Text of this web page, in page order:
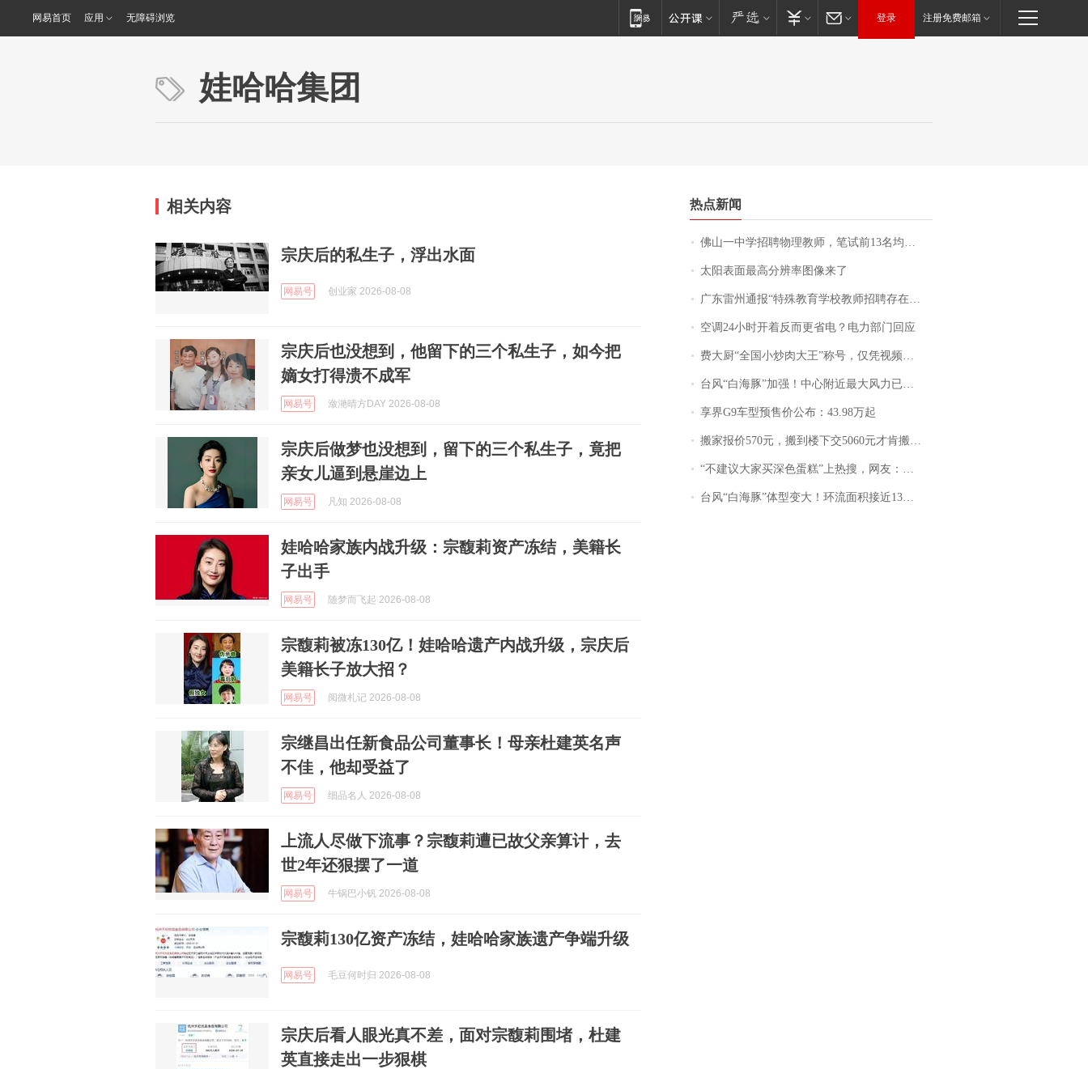
网易首页 应用 无障碍浏览 登录 注册免费邮箱
娃哈哈集团
相关内容
宗庆后的私生子，浮出水面
网易号 创业家 2026-08-08
宗庆后也没想到，他留下的三个私生子，如今把
嫡女打得溃不成军
网易号 潋滟晴方DAY 2026-08-08
宗庆后做梦也没想到，留下的三个私生子，竟把
亲女儿逼到悬崖边上
网易号 凡知 2026-08-08
娃哈哈家族内战升级：宗馥莉资产冻结，美籍长
子出手
网易号 随梦而飞起 2026-08-08
宗馥莉被冻130亿！娃哈哈遗产内战升级，宗庆后
美籍长子放大招？
网易号 阅微札记 2026-08-08
宗继昌出任新食品公司董事长！母亲杜建英名声
不佳，他却受益了
网易号 细品名人 2026-08-08
上流人尽做下流事？宗馥莉遭已故父亲算计，去
世2年还狠摆了一道
网易号 牛锅巴小钒 2026-08-08
宗馥莉130亿资产冻结，娃哈哈家族遗产争端升级
网易号 毛豆何时归 2026-08-08
宗庆后看人眼光真不差，面对宗馥莉围堵，杜建
英直接走出一步狠棋
热点新闻
佛山一中学招聘物理教师，笔试前13名均遭淘汰？教育局：已叫停招聘，成立调查组全面核查
太阳表面最高分辨率图像来了
广东雷州通报“特殊教育学校教师招聘存在违规行为”：已启动问责程序 副校长被停职
空调24小时开着反而更省电？电力部门回应
费大厨“全国小炒肉大王”称号，仅凭视频评出？中国烹饪协会回应
台风“白海豚”加强！中心附近最大风力已达15级 最新研判
享界G9车型预售价公布：43.98万起
搬家报价570元，搬到楼下交5060元才肯搬上楼！女子傻眼了……
“不建议大家买深色蛋糕”上热搜，网友：天塌了！
台风“白海豚”体型变大！环流面积接近13个浙江那么大